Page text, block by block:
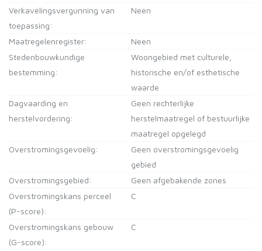
Verkavelingsvergunning van
toepassing:
Neen
Maatregelenregister:
Neen
Stedenbouwkundige
bestemming:
Woongebied met culturele,
historische en/of esthetische
waarde
Dagvaarding en
herstelvordering:
Geen rechterlijke
herstelmaatregel of bestuurlijke
maatregel opgelegd
Overstromingsgevoelig:
Geen overstromingsgevoelig
gebied
Overstromingsgebied:
Geen afgebakende zones
Overstromingskans perceel
(P-score):
C
Overstromingskans gebouw
(G-score):
C